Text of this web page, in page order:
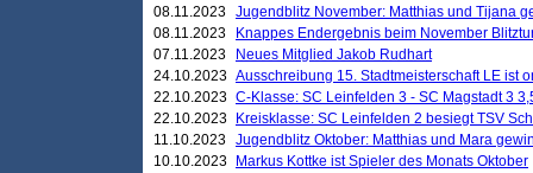
08.11.2023 Jugendblitz November: Matthias und Tijana
08.11.2023
Knappes Endergebnis beim November
07.11.2023
Neues Mitglied Jakob Rudhart
24.10.2023 Ausschreibung 15. Stadtmeisterschaft LE ist
22.10.2023 C-Klasse: SC Leinfelden 3 - SC Magstadt 3
22.10.2023
Kreisklasse: SC Leinfelden 2 besiegt TSV
11.10.2023 Jugendblitz Oktober: Matthias und Mara
10.10.2023
Markus Kottke ist Spieler des Monats Oktober